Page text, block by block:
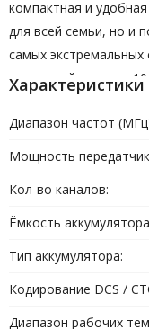
компактная и
для всей семьи, но и
самых экстремальных
радиус действия до
для безопасной и
Рация Motorola
преимущества
Любительская рация
связи в режиме
подсветку. Кроме
включает в себя
Характеристики
Диапазон частот
Мощность
Кол-во каналов:
Ёмкость
Тип аккумулятора:
Кодирование DCS /
Диапазон рабочих